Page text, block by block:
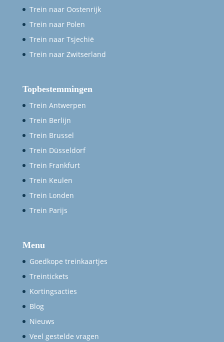
Trein naar Oostenrijk
Trein naar Polen
Trein naar Tsjechië
Trein naar Zwitserland
Topbestemmingen
Trein Antwerpen
Trein Berlijn
Trein Brussel
Trein Düsseldorf
Trein Frankfurt
Trein Keulen
Trein Londen
Trein Parijs
Menu
Goedkope treinkaartjes
Treintickets
Kortingsacties
Blog
Nieuws
Veel gestelde vragen